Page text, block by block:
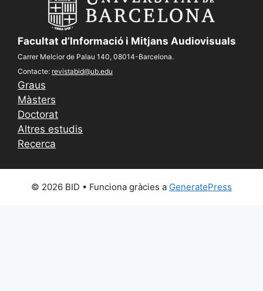
Facultat d’Informació i Mitjans Audiovisuals
Carrer Melcior de Palau 140, 08014-Barcelona.
Contacte: revistabid@ub.edu
Graus
Màsters
Doctorat
Altres estudis
Recerca
© 2026 BID • Funciona gràcies a GeneratePress